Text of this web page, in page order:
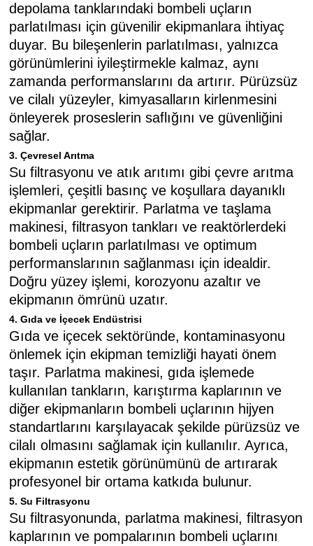
depolama tanklarındaki bombeli uçların
parlatılması için güvenilir ekipmanlara ihtiyaç
duyar. Bu bileşenlerin parlatılması, yalnızca
görünümlerini iyileştirmekle kalmaz, aynı
zamanda performanslarını da artırır. Pürüzsüz
ve cilalı yüzeyler, kimyasalların kirlenmesini
önleyerek proseslerin saflığını ve güvenliğini
sağlar.
3. Çevresel Arıtma
Su filtrasyonu ve atık arıtımı gibi çevre arıtma
işlemleri, çeşitli basınç ve koşullara dayanıklı
ekipmanlar gerektirir. Parlatma ve taşlama
makinesi, filtrasyon tankları ve reaktörlerdeki
bombeli uçların parlatılması ve optimum
performanslarının sağlanması için idealdir.
Doğru yüzey işlemi, korozyonu azaltır ve
ekipmanın ömrünü uzatır.
4. Gıda ve İçecek Endüstrisi
Gıda ve içecek sektöründe, kontaminasyonu
önlemek için ekipman temizliği hayati önem
taşır. Parlatma makinesi, gıda işlemede
kullanılan tankların, karıştırma kaplarının ve
diğer ekipmanların bombeli uçlarının hijyen
standartlarını karşılayacak şekilde pürüzsüz ve
cilalı olmasını sağlamak için kullanılır. Ayrıca,
ekipmanın estetik görünümünü de artırarak
profesyonel bir ortama katkıda bulunur.
5. Su Filtrasyonu
Su filtrasyonunda, parlatma makinesi, filtrasyon
kaplarının ve pompalarının bombeli uçlarını